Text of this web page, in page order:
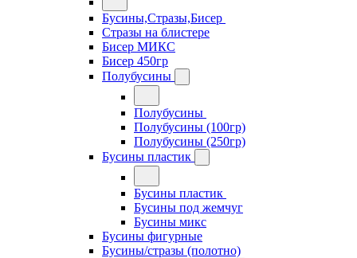
Бусины,Стразы,Бисер
Стразы на блистере
Бисер МИКС
Бисер 450гр
Полубусины
Полубусины
Полубусины (100гр)
Полубусины (250гр)
Бусины пластик
Бусины пластик
Бусины под жемчуг
Бусины микс
Бусины фигурные
Бусины/стразы (полотно)